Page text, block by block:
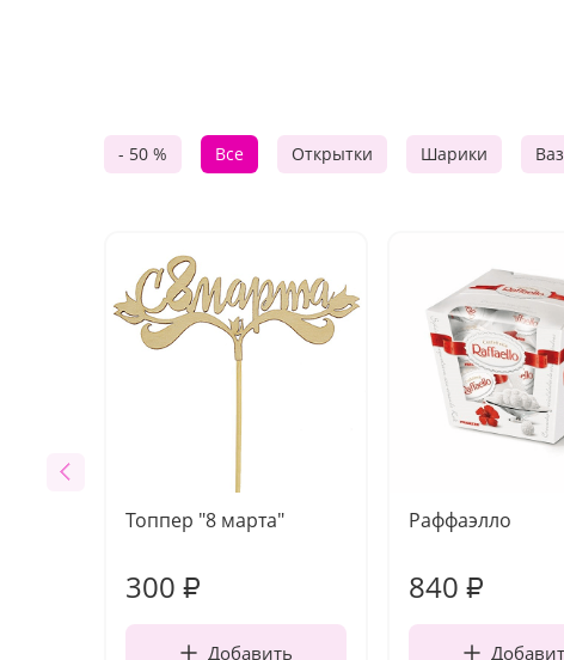
- 50 % Все Открытки Шарики
Топпер "8 марта"
300 ₽
Добавить
Раффаэлло
840 ₽